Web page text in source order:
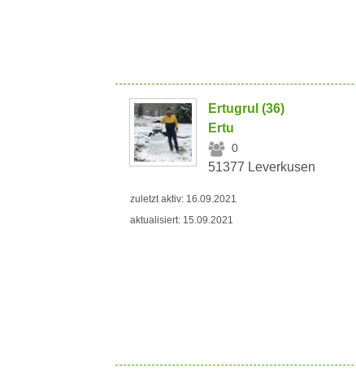
Ertugrul (36)
Ertu
0
51377 Leverkusen
zuletzt aktiv: 16.09.2021
aktualisiert: 15.09.2021